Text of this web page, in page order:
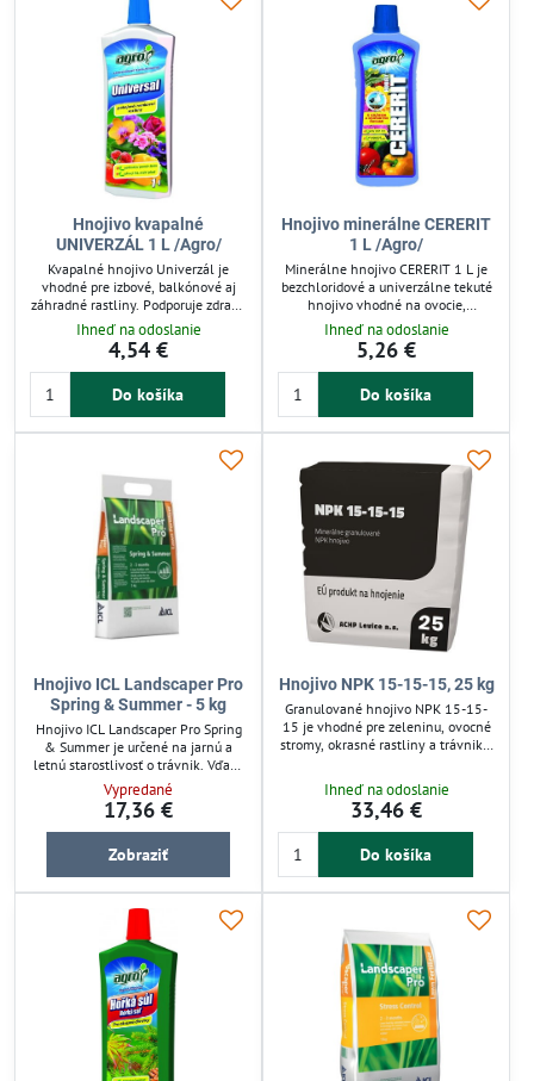
Hnojivo kvapalné
UNIVERZÁL 1 L /Agro/
Kvapalné hnojivo Univerzál je
vhodné pre izbové, balkónové aj
záhradné rastliny. Podporuje zdravý
rast a bohaté kvitnutie vďaka
vyváženému zloženiu dusíka,
fosforu a draslíka (4-2-3).
Používajte pravidelne počas celého
roka pre optimálne výsledky.
starostlivosť o rastliny.
Ihneď na odoslanie
4,54 €
Do košíka
Hnojivo minerálne CERERIT
1 L /Agro/
Minerálne hnojivo CERERIT 1 L je
bezchloridové a univerzálne tekuté
hnojivo vhodné na ovocie,
zeleninu, okrasné dreviny a chmeľ.
Podporuje základné hnojenie aj
prihnojovanie počas celej
vegetačnej sezóny. Obsah horčíka
zvyšuje úrodnosť a zlepšuje
riasy zlepšujú príjem živín
rastlinami. Ideálne pre záhradkárov
aj pestovateľov v skleníku.
Ihneď na odoslanie
5,26 €
Do košíka
Hnojivo ICL Landscaper Pro
Spring & Summer - 5 kg
Hnojivo ICL Landscaper Pro Spring
& Summer je určené na jarnú a
letnú starostlivosť o trávnik. Vďaka
technológii riadeného uvoľňovania
zabezpečuje postupný prísun živín
až na 3 mesiace, čo podporuje
zdravý rast a sýtu farbu. Obsahuje
dusík, draslík, vápnik a horčík pre
je jednoduché a vhodné po
aerifikácii.
Vypredané
17,36 €
Zobraziť
Hnojivo NPK 15-15-15, 25 kg
Granulované hnojivo NPK 15-15-
15 je vhodné pre zeleninu, ovocné
stromy, okrasné rastliny a trávniky.
Vyvážený pomer dusíka, fosforu a
draslíka podporuje zdravý rast a
úrodu. Ideálne pre všetky záhradné
plodiny a kvety. Aplikácia možná aj
Ihneď na odoslanie
33,46 €
Do košíka